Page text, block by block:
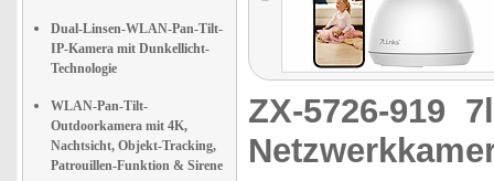
Dual-Linsen-WLAN-Pan-Tilt-
IP-Kamera mit Dunkellicht-
Technologie
WLAN-Pan-Tilt-
Outdoorkamera mit 4K,
Nachtsicht, Objekt-Tracking,
Patrouillen-Funktion & Sirene
ZX-5726-919